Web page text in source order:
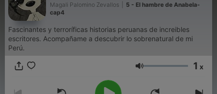
Magali Palomino Zevallos
5 - El hambre de Anabela-
cap4
Fascinantes y terroríficas historias peruanas de increibles
escritores. Acompañame a descubrir lo sobrenatural de mi
Perú.
Volume 1 x